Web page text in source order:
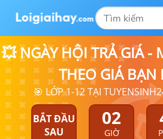
💥 NGÀY HỘI TRẢ GIÁ -
THEO GIÁ BẠN
🎯 LỚP 1-12 TẠI
BẮT ĐẦU
SAU
02
GIỜ